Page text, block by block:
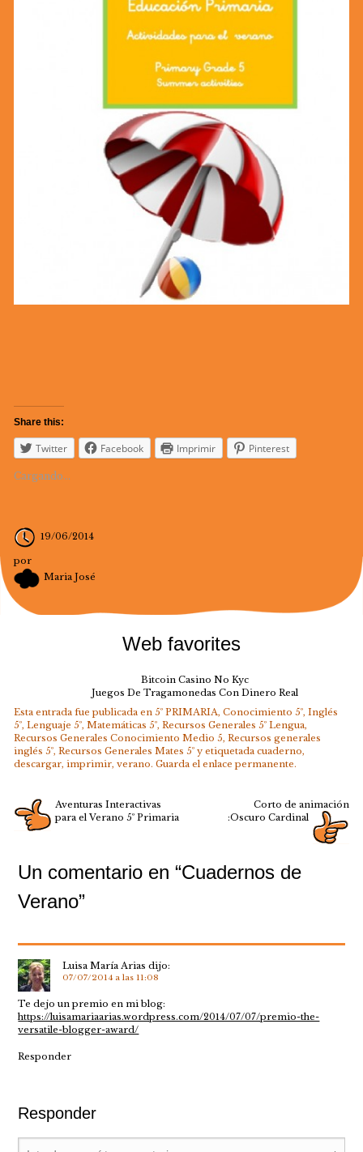
Share this:
Twitter Facebook Imprimir Pinterest
Cargando...
19/06/2014
por
Maria José
Web favorites
Bitcoin Casino No Kyc
Juegos De Tragamonedas Con Dinero Real
Esta entrada fue publicada en 5º PRIMARIA, Conocimiento 5º, Inglés
5º, Lenguaje 5º, Matemáticas 5º, Recursos Generales 5º Lengua,
Recursos Generales Conocimiento Medio 5, Recursos generales
inglés 5º, Recursos Generales Mates 5ºy etiquetada cuaderno,
descargar, imprimir, verano. Guarda el enlace permanente.
Aventuras Interactivas
para el Verano 5º Primaria
Corto de animación
:Oscuro Cardinal
Un comentario en “Cuadernos de
Verano”
Luisa María Arias dijo:
07/07/2014 a las 11:08
Te dejo un premio en mi blog:
https://luisamariaarias.wordpress.com/2014/07/07/premio-the-
versatile-blogger-award/
Responder
Responder